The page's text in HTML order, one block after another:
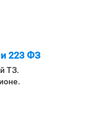
и 223 ФЗ
ТЗ.